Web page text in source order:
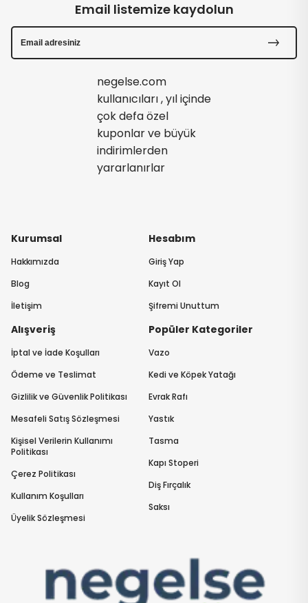
Kurumsal
Hakkımızda
Blog
İletişim
Hesabım
Giriş Yap
Kayıt Ol
Şifremi Unuttum
Alışveriş
İptal ve İade Koşulları
Ödeme ve Teslimat
Gizlilik ve Güvenlik Politikası
Mesafeli Satış Sözleşmesi
Kişisel Verilerin Kullanımı
Politikası
Çerez Politikası
Kullanım Koşulları
Üyelik Sözleşmesi
Popüler Kategoriler
Vazo
Kedi ve Köpek Yatağı
Evrak Rafı
Yastık
Tasma
Kapı Stoperi
Diş Fırçalık
Saksı
Email listemize kaydolun
negelse.com
kullanıcıları , yıl içinde
çok defa özel
kuponlar ve büyük
indirimlerden
yararlanırlar